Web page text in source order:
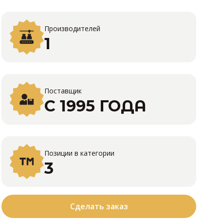
Производителей
1
Поставщик
С 1995 ГОДА
Позиции в категории
3
Сделать заказ